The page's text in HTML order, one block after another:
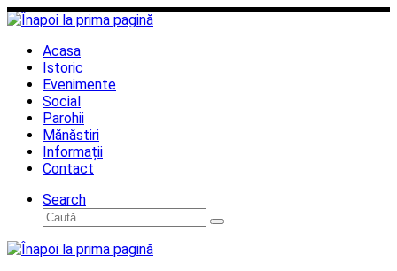
Sari
la
conținutAcasa
Istoric
Evenimente
Social
Parohii
Mănăstiri
Informații
Contact
Search
Căutare
Caută...